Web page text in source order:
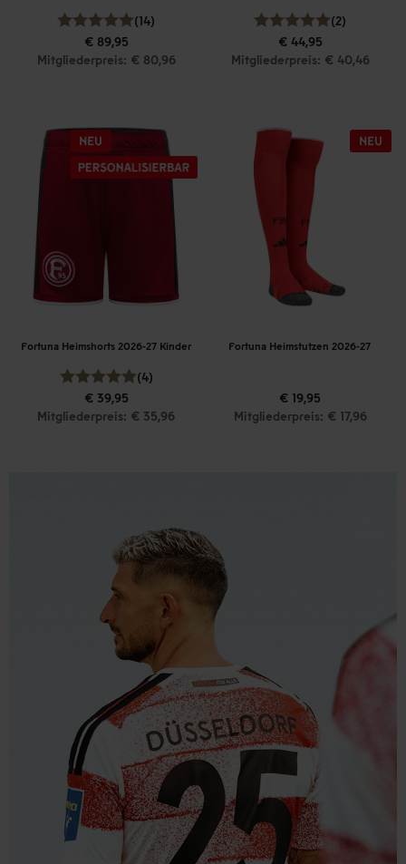
(14)
€ 89,95
Mitgliederpreis: € 80,96
(2)
€ 44,95
Mitgliederpreis: € 40,46
Fortuna Heimshorts 2026-27 Kinder
(4)
€ 39,95
Mitgliederpreis: € 35,96
Fortuna Heimstutzen 2026-27
€ 19,95
Mitgliederpreis: € 17,96